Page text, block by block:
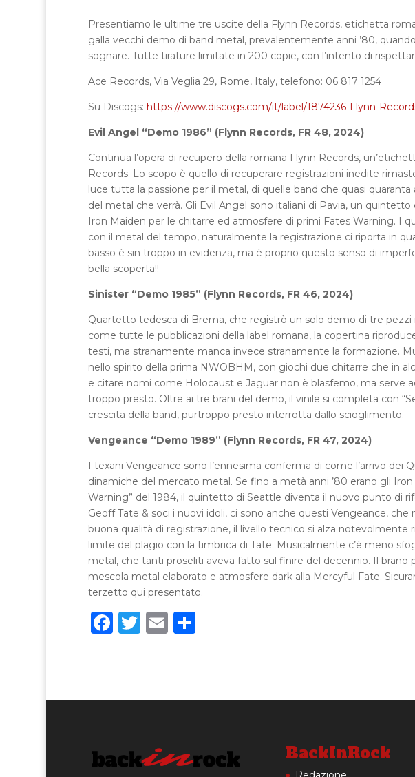
Presentiamo le ultime tre uscite della Flynn Records, etichetta
galla vecchi demo di band metal, prevalentemente anni ’80,
sognare. Tutte tirature limitate in 200 copie, con l’intento di
Ace Records, Via Veglia 29, Rome, Italy, telefono: 06 817 1254
Su Discogs: https://www.discogs.com/it/label/1874236-Flynn-
Evil Angel “Demo 1986” (Flynn Records, FR 48, 2024)
Continua l’opera di recupero della romana Flynn Records,
Records. Lo scopo è quello di recuperare registrazioni inedite
luce tutta la passione per il metal, di quelle band che quasi
del metal che verrà. Gli Evil Angel sono italiani di Pavia, un
Iron Maiden per le chitarre ed atmosfere di primi Fates Warning. I
con il metal del tempo, naturalmente la registrazione ci riporta in
basso è sin troppo in evidenza, ma è proprio questo senso di
bella scoperta!!
Sinister “Demo 1985” (Flynn Records, FR 46, 2024)
Quartetto tedesca di Brema, che registrò un solo demo di tre pezzi
come tutte le pubblicazioni della label romana, la copertina
testi, ma stranamente manca invece stranamente la formazione.
nello spirito della prima NWOBHM, con giochi due chitarre che in
e citare nomi come Holocaust e Jaguar non è blasfemo, ma serve
troppo presto. Oltre ai tre brani del demo, il vinile si completa con
crescita della band, purtroppo presto interrotta dallo scioglimento.
Vengeance “Demo 1989” (Flynn Records, FR 47, 2024)
I texani Vengeance sono l’ennesima conferma di come l’arrivo
dinamiche del mercato metal. Se fino a metà anni ’80 erano gli Iron
Warning” del 1984, il quintetto di Seattle diventa il nuovo punto di
Geoff Tate & soci i nuovi idoli, ci sono anche questi Vengeance,
buona qualità di registrazione, il livello tecnico si alza notevolmente
limite del plagio con la timbrica di Tate. Musicalmente c’è meno
metal, che tanti proseliti aveva fatto sul finire del decennio. Il brano
mescola metal elaborato e atmosfere dark alla Mercyful Fate.
terzetto qui presentato.
F
o
T E C
BackInRock